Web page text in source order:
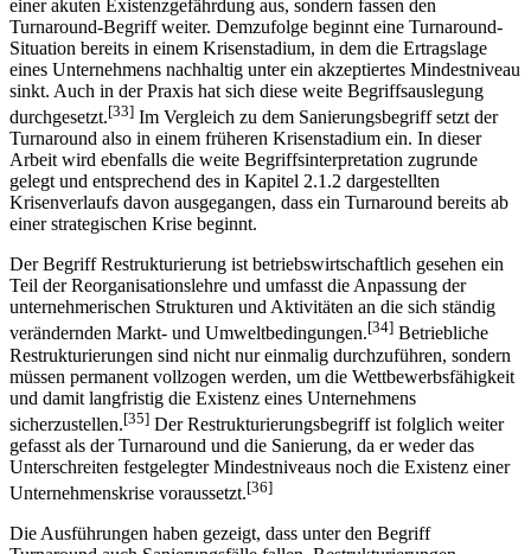
einer akuten Existenzgefährdung aus, sondern fassen den
Turnaround-Begriff weiter. Demzufolge beginnt eine Turnaround-
Situation bereits in einem Krisen­stadium, in dem die Ertragslage
eines Unternehmens nachhaltig unter ein akzeptiertes Mindest­niveau
sinkt. Auch in der Praxis hat sich diese weite Begriffsauslegung
durchgesetzt.[33] Im Vergleich zu dem Sanierungsbegriff setzt der
Turnaround also in einem früheren Krisenstadium ein. In dieser
Arbeit wird ebenfalls die weite Begriffsinterpretation zugrunde
gelegt und entsprechend des in Kapitel 2.1.2 dargestellten
Krisenverlaufs davon ausgegangen, dass ein Turnaround bereits ab
einer strategischen Krise beginnt.
Der Begriff Restrukturierung ist betriebswirtschaftlich gesehen ein
Teil der Reorganisations­lehre und umfasst die Anpassung der
unternehmerischen Strukturen und Aktivitäten an die sich ständig
verändernden Markt- und Umweltbedingungen.[34] Betriebliche
Restrukturierungen sind nicht nur einmalig durchzuführen, sondern
müssen permanent vollzogen werden, um die Wettbewerbsfähigkeit
und damit langfristig die Existenz eines Unternehmens
sicherzustellen.[35] Der Restrukturierungsbegriff ist folglich weiter
gefasst als der Turnaround und die Sanierung, da er weder das
Unterschreiten festgelegter Mindestniveaus noch die Existenz einer
Unternehmenskrise voraussetzt.[36]
Die Ausführungen haben gezeigt, dass unter den Begriff